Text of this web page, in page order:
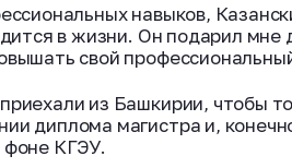
навыков,
в жизни. Он подарил мне
свой
из Башкирии, чтобы
диплома магистра и,
фоне КГЭУ.